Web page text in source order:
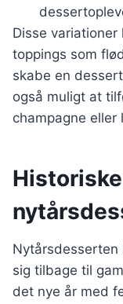
Disse
toppings som
skabe en
også muligt at
champagne eller
sig tilbage til
det nye år med